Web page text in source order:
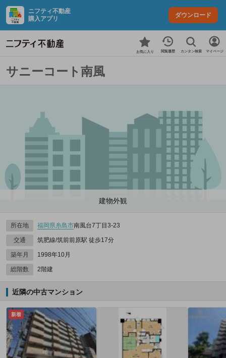
ニフティ不動産
購入アプリ
ダウンロード
お気に入り 閲覧履歴 カンタン検索 マイページ
サニーコート南風
建物外観
所在地 福岡県糸島市南風台7丁目3-23
交通 筑肥線/筑前前原駅 徒歩17分
築年月 1998年10月
総階数 2階建
近隣の中古マンション
新着